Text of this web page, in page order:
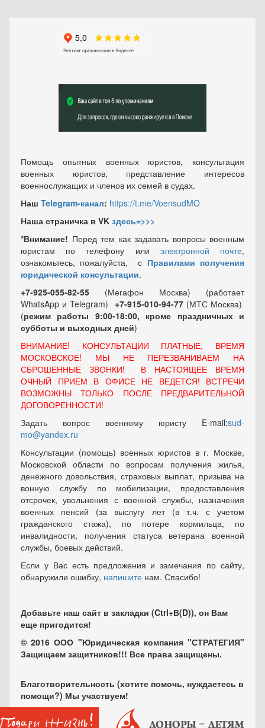
Помощь опытных военных юристов, консультация
военных юристов, представление интересов
военнослужащих и членов их семей в судах.
Наш Telegram-канал: https://t.me/VoensudMO
Наша страничка в VK здесь=>>>
*Внимание! Перед тем как задавать вопросы военным
юристам по телефону или электронной почте,
ознакомьтесь, пожалуйста, с Правилами получения
юридической консультации.
+7-925-055-82-55 (Мегафон Москва) (работает
WhatsApp и Telegram) +7-915-010-94-77 (МТС Москва)
(режим работы 9:00-18:00, кроме праздничных и
субботы и выходных дней)
ВНИМАНИЕ! КОНСУЛЬТАЦИИ ПЛАТНЫЕ, ВРЕМЯ
МОСКОВСКОЕ! МЫ НЕ ПЕРЕЗВАНИВАЕМ НА
СБРОШЕННЫЕ ЗВОНКИ! В НАСТОЯЩЕЕ ВРЕМЯ
ОЧНЫЙ ПРИЕМ В ОФИСЕ НЕ ВЕДЕТСЯ! ВСТРЕЧИ
ВОЗМОЖНЫ ТОЛЬКО ПОСЛЕ ПРЕДВАРИТЕЛЬНОЙ
ДОГОВОРЕННОСТИ!
Задать вопрос военному юристу E-mail:sud-
mo@yandex.ru
Консультации (помощь) военных юристов в г. Москве,
Московской области по вопросам получения жилья,
денежного довольствия, страховых выплат, призыва на
вонную службу по мобилизации, предоставления
отсрочек, увольнения с военной службы, назначения
военных пенсий (за выслугу лет (в т.ч. с учетом
гражданского стажа), по потере кормильца, по
инвалидности, получения статуса ветерана военной
службы, боевых действий.
Если у Вас есть предложения и замечания по сайту,
обнаружили ошибку, напишите нам. Спасибо!
Добавьте наш сайт в закладки (Ctrl+В(D)), он Вам
еще пригодится!
© 2016 ООО "Юридическая компания "СТРАТЕГИЯ"
Защищаем защитников!!! Все права защищены.
Благотворительность (хотите помочь, нуждаетесь в
помощи?) Мы участвуем!